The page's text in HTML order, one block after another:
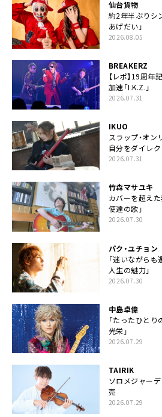
仙台貨物
約2年半ぶりシ
あげだい」
2026.08.05
BREAKERZ
【レポ】19周
加速「I.K.Z.」
2026.07.31
IKUO
スラップ・オ
自分をダイレク
2026.07.31
竹森マサユキ
カバーを超え
使達の歌」
2026.07.30
パク・ユチョン
「迷いながら
人生の魅力」
2026.07.30
中島卓偉
「たったひと
光栄」
2026.07.29
TAIRIK
ソロメジャー
売
2026.07.29